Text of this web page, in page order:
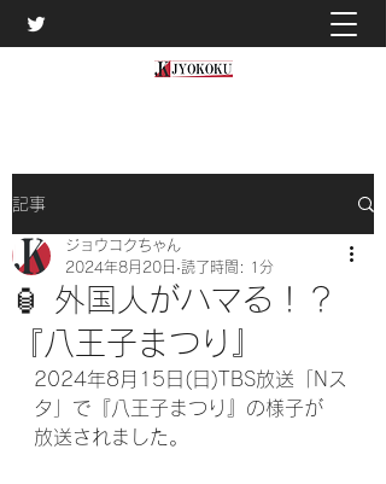
記事
🏮 外国人がハマる！？
『八王子まつり』
ジョウコクちゃん
2024年8月20日 読了時間: 1分
2024年8月15日(日)TBS放送「Nス
タ」で『八王子まつり』の様子が
放送されました。